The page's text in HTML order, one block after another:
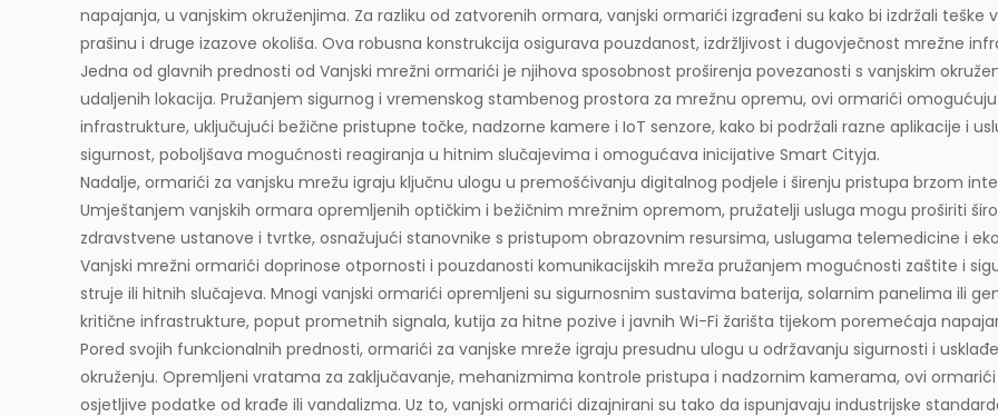
napajanja, u vanjskim okruženjima. Za razliku od zatvorenih ormara, vanjski ormarići izgrađeni su kako bi izdržali
prašinu i druge izazove okoliša. Ova robusna konstrukcija osigurava pouzdanost, izdržljivost i dugovječnost mrežne
Jedna od glavnih prednosti od Vanjski mrežni ormarići je njihova sposobnost proširenja povezanosti s vanjskim
udaljenih lokacija. Pružanjem sigurnog i vremenskog stambenog prostora za mrežnu opremu, ovi ormarići
infrastrukture, uključujući bežične pristupne točke, nadzorne kamere i IoT senzore, kako bi podržali razne aplikacije i
sigurnost, poboljšava mogućnosti reagiranja u hitnim slučajevima i omogućava inicijative Smart Cityja.
Nadalje, ormarići za vanjsku mrežu igraju ključnu ulogu u premošćivanju digitalnog podjele i širenju pristupa brzom
Umještanjem vanjskih ormara opremljenih optičkim i bežičnim mrežnim opremom, pružatelji usluga mogu proširiti
zdravstvene ustanove i tvrtke, osnažujući stanovnike s pristupom obrazovnim resursima, uslugama telemedicine i
Vanjski mrežni ormarići doprinose otpornosti i pouzdanosti komunikacijskih mreža pružanjem mogućnosti zaštite i
struje ili hitnih slučajeva. Mnogi vanjski ormarići opremljeni su sigurnosnim sustavima baterija, solarnim panelima ili
kritične infrastrukture, poput prometnih signala, kutija za hitne pozive i javnih Wi-Fi žarišta tijekom poremećaja
Pored svojih funkcionalnih prednosti, ormarići za vanjske mreže igraju presudnu ulogu u održavanju sigurnosti i
okruženju. Opremljeni vratama za zaključavanje, mehanizmima kontrole pristupa i nadzornim kamerama, ovi
osjetljive podatke od krađe ili vandalizma. Uz to, vanjski ormarići dizajnirani su tako da ispunjavaju industrijske